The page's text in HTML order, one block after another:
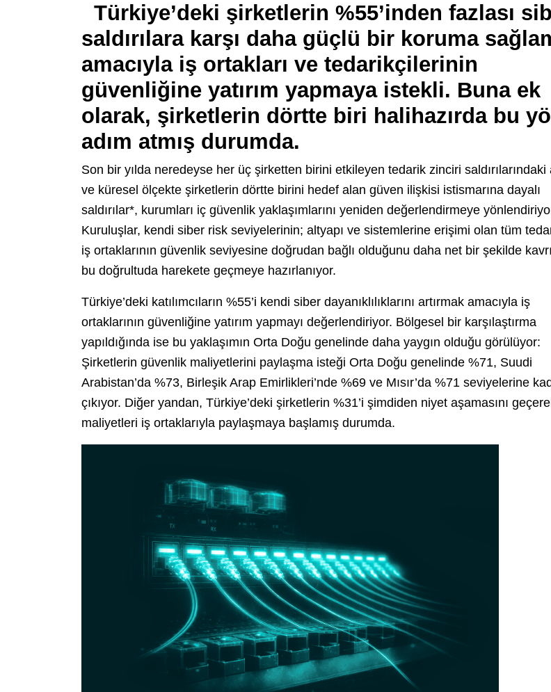
Türkiye’deki şirketlerin %55’inden fazlası
saldırılara karşı daha güçlü bir koruma
amacıyla iş ortakları ve tedarikçilerinin
güvenliğine yatırım yapmaya istekli. Buna ek
olarak, şirketlerin dörtte biri halihazırda bu
adım atmış durumda.
Son bir yılda neredeyse her üç şirketten birini etkileyen tedarik zinciri saldırılarındaki
ve küresel ölçekte şirketlerin dörtte birini hedef alan güven ilişkisi istismarına dayalı
saldırılar*, kurumları iç güvenlik yaklaşımlarını yeniden değerlendirmeye
Kuruluşlar, kendi siber risk seviyelerinin; altyapı ve sistemlerine erişimi olan tüm
iş ortaklarının güvenlik seviyesine doğrudan bağlı olduğunu daha net bir şekilde
bu doğrultuda harekete geçmeye hazırlanıyor.
Türkiye’deki katılımcıların %55’i kendi siber dayanıklılıklarını artırmak amacıyla iş
ortaklarının güvenliğine yatırım yapmayı değerlendiriyor. Bölgesel bir karşılaştırma
yapıldığında ise bu yaklaşımın Orta Doğu genelinde daha yaygın olduğu görülüyor:
Şirketlerin güvenlik maliyetlerini paylaşma isteği Orta Doğu genelinde %71, Suudi
Arabistan’da %73, Birleşik Arap Emirlikleri’nde %69 ve Mısır’da %71 seviyelerine
çıkıyor. Diğer yandan, Türkiye’deki şirketlerin %31’i şimdiden niyet aşamasını
maliyetleri iş ortaklarıyla paylaşmaya başlamış durumda.